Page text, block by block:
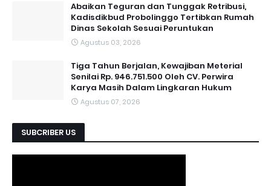
Abaikan Teguran dan Tunggak Retribusi,
Kadisdikbud Probolinggo Tertibkan Rumah
Dinas Sekolah Sesuai Peruntukan
Agustus 03, 2026
Tiga Tahun Berjalan, Kewajiban Meterial
Senilai Rp. 946.751.500 Oleh CV. Perwira
Karya Masih Dalam Lingkaran Hukum
Agustus 07, 2026
SUBCRIBER US